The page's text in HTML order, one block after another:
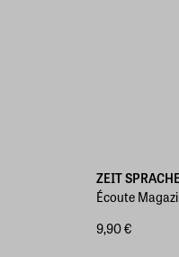
ZEIT
Écoute
9,90 €